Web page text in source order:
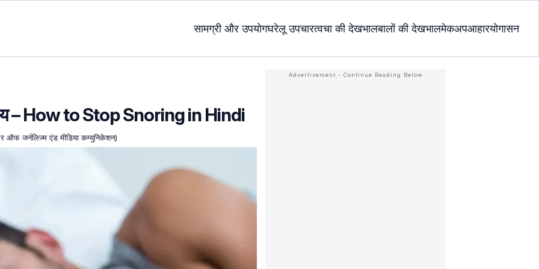
सामग्री और उपयोगघरेलू उपचारत्वचा की देखभालबालों की देखभालमेकअपआहारयोगासन
– How to Stop Snoring in Hindi
ऑफ जर्नलिज्म एंड मीडिया कम्युनिकेशन)